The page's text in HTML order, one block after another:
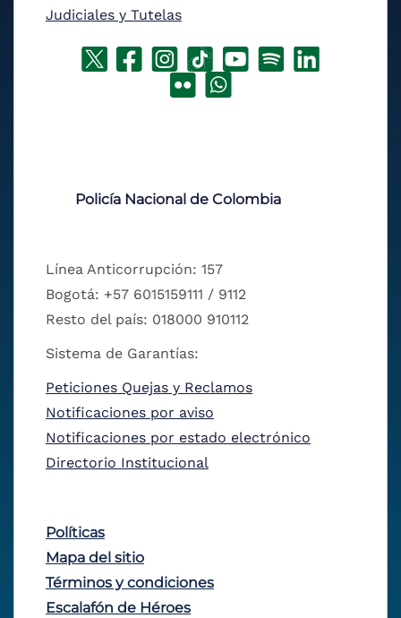
Judiciales y Tutelas
Policía Nacional de Colombia
Línea Anticorrupción: 157
Bogotá: +57 6015159111 / 9112
Resto del país: 018000 910112
Sistema de Garantías:
Peticiones Quejas y Reclamos
Notificaciones por aviso
Notificaciones por estado electrónico
Directorio Institucional
Políticas
Mapa del sitio
Términos y condiciones
Escalafón de Héroes